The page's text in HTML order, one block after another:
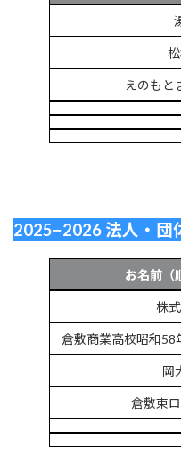
えのもと
2025−2026 法人・団
お名前（
株
倉敷商業高校昭和58
岡
倉敷東